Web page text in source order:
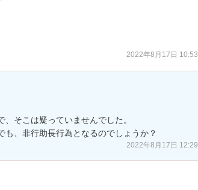
2022年8月17日 10:53
そこは疑っていませんでした。
、非行助長行為となるのでしょうか？
2022年8月17日 12:29